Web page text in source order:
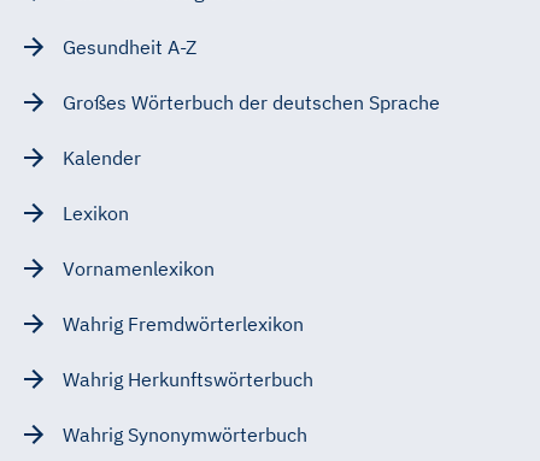
Gesundheit A-Z
Großes Wörterbuch der deutschen Sprache
Kalender
Lexikon
Vornamenlexikon
Wahrig Fremdwörterlexikon
Wahrig Herkunftswörterbuch
Wahrig Synonymwörterbuch